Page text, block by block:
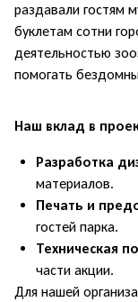
раздавали гостям
буклетам сотни
деятельностью
помогать
Наш вклад в
Разработка
материалов.
Печать и
гостей парка.
Техническая
части акции.
Для нашей